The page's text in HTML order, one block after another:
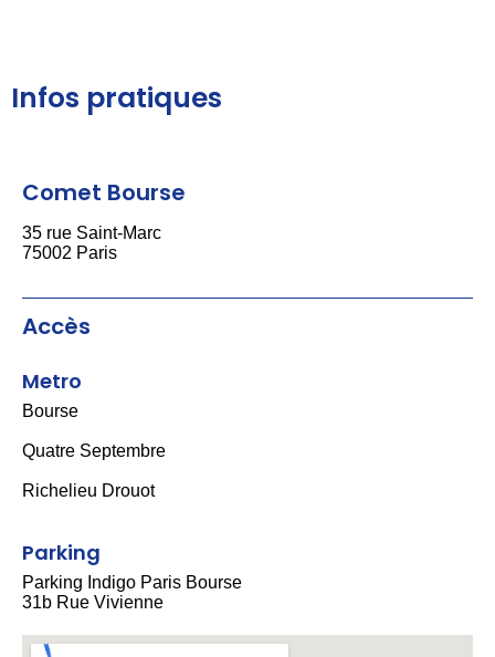
Infos pratiques
Comet Bourse
35 rue Saint-Marc
75002 Paris
Accès
Metro
Bourse
Quatre Septembre
Richelieu Drouot
Parking
Parking Indigo Paris Bourse
31b Rue Vivienne